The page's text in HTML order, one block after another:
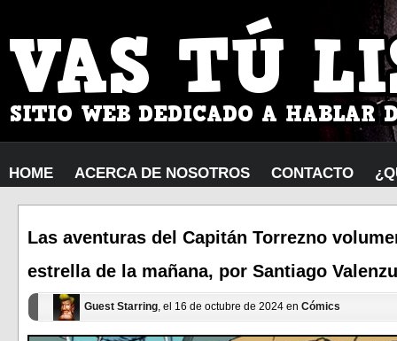
HOME ACERCA DE NOSOTROS CONTACTO
Las aventuras del Capitán Torrezno
estrella de la mañana, por Santiago
Guest Starring, el 16 de octubre de 2024 en Cómics